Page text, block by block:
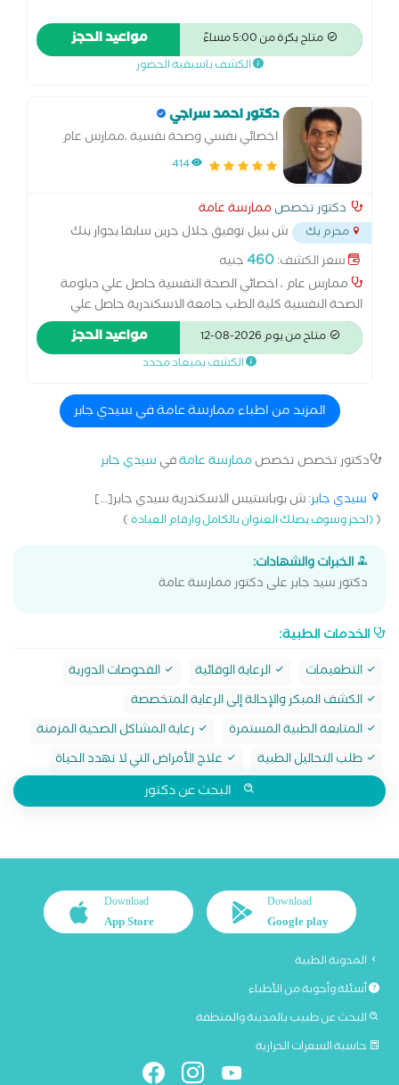
متاح بكرة من 5:00 مساءً مواعيد الحجز
الكشف باسبقية الحضور
دكتور احمد سراجي
اخصائي نفسي وصحة نفسية ،ممارس عام
414
دكتور تخصص ممارسة عامة
محرم بك
ش نبيل توفيق جلال جرين سابقا بجوار بنك
مصر محرم بك...
سعر الكشف:460جنيه
ممارس عام ، اخصائي الصحة النفسية حاصل علي دبلومة
الصحة النفسية كلية الطب جامعة الاسكندرية حاصل علي
دبلومة في العلاج المعرفي السلوكي حاصل علي دبلومة في
العلاج النفسي بالسيكو دراما لديه خبرة 5 سنوات في مجال
متاح من يوم 2026-08-12 مواعيد الحجز
الكشف بميعاد محدد
المزيد من اطباء ممارسة عامة في سيدي جابر
دكتور تخصص تخصص ممارسة عامةفي سيدي جابر
سيدي جابر: ش بوباستيس الاسكندرية سيدي جابر[...]
((احجز وسوف يصلك العنوان بالكامل وارقام العيادة)
الخبرات والشهادات:
دكتور سيد جابر على دكتور ممارسة عامة
الخدمات الطبية:
التطعيمات الرعاية الوقائية
الفحوصات الدورية
الكشف المبكر والإحالة إلى الرعاية المتخصصة
المتابعة الطبية المستمرة
رعاية المشاكل الصحية المزمنة
طلب التحاليل الطبية
علاج الأمراض التي لا تهدد الحياة
البحث عن دكتور
Download
Google play
Download
App Store
المدونة الطبية
أسئلة وأجوبة من الأطباء
البحث عن طبيب بالمدينة والمنطقة
حاسبة السعرات الحرارية